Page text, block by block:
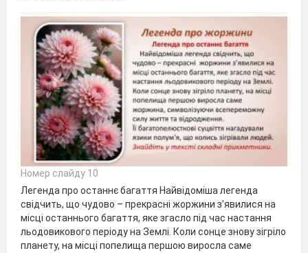
Номер слайду 10
Легенда про останнє багаття Найвідоміша легенда
свідчить, що чудово – прекрасні жоржини з’явилися на
місці останнього багаття, яке згасло під час настання
льодовикового періоду на Землі. Коли сонце знову зігріло
планету, на місці попелища першою виросла саме